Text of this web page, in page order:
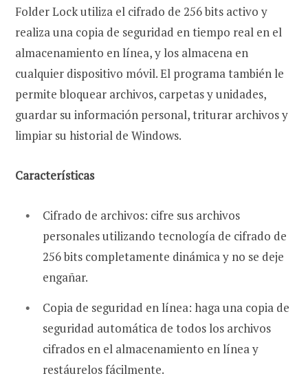
Folder Lock utiliza el cifrado de 256 bits activo y
realiza una copia de seguridad en tiempo real en el
almacenamiento en línea, y los almacena en
cualquier dispositivo móvil. El programa también le
permite bloquear archivos, carpetas y unidades,
guardar su información personal, triturar archivos y
limpiar su historial de Windows.
Características
Cifrado de archivos: cifre sus archivos
personales utilizando tecnología de cifrado de
256 bits completamente dinámica y no se deje
engañar.
Copia de seguridad en línea: haga una copia de
seguridad automática de todos los archivos
cifrados en el almacenamiento en línea y
restáurelos fácilmente.